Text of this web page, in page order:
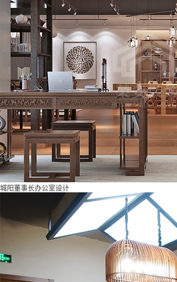
城阳董事长办公室设计